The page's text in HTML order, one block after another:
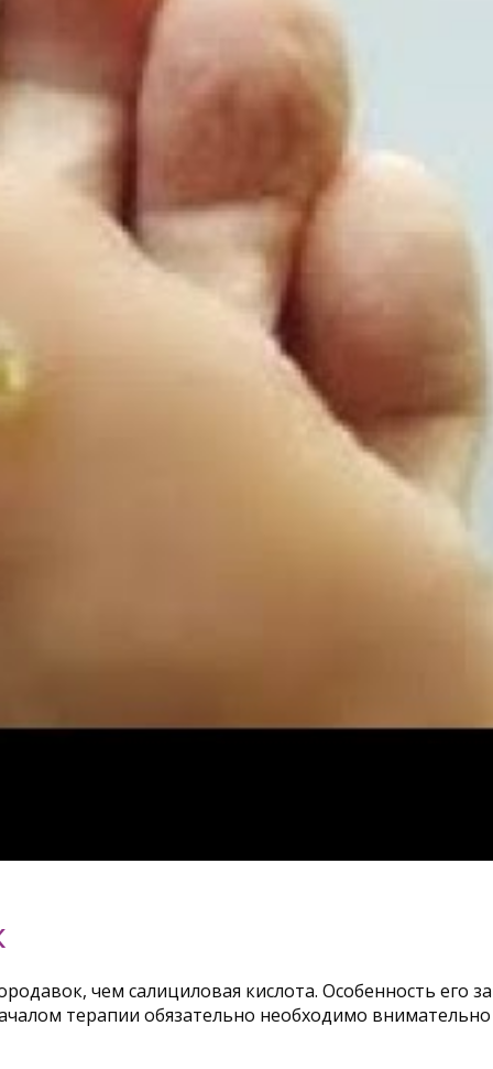
чем салициловая кислота. Особенность его
терапии обязательно необходимо внимательно